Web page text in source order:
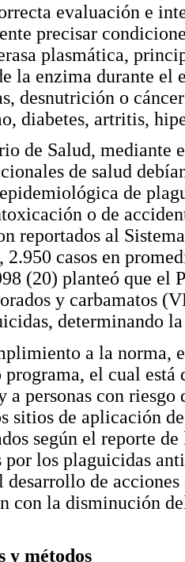
evaluación e
precisar
plasmática,
la enzima durante el
desnutrición o
diabetes, artritis,
de Salud, mediante
de salud
de
o de
reportados al
casos en
(20) planteó que el
y carbamatos
determinando
a la norma,
programa, el cual
a personas con
sitios de aplicación
según el reporte
por los plaguicidas
desarrollo de
con la disminución
y métodos